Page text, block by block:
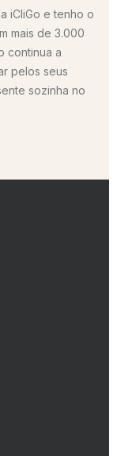
iCliGo e tenho o
mais de 3.000
continua a
pelos seus
sozinha no